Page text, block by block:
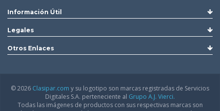
Información Útil
Legales
Otros Enlaces
© 2026 Clasipar.com y su logotipo son marcas registradas de Servicios
Digitales S.A. perteneciente al Grupo A.J. Vierci.
Todas las imágenes de productos con sus respectivas marcas son